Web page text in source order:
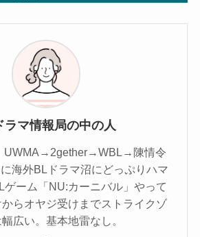
ラマ情報局の中の人
UWMA→2gether→WBL→陳情令
海外BLドラマ沼にどっぷりハマ
ゲーム「NU:カーニバル」やって
らオヤジ受けまでストライクゾ
広い。基本地雷なし。